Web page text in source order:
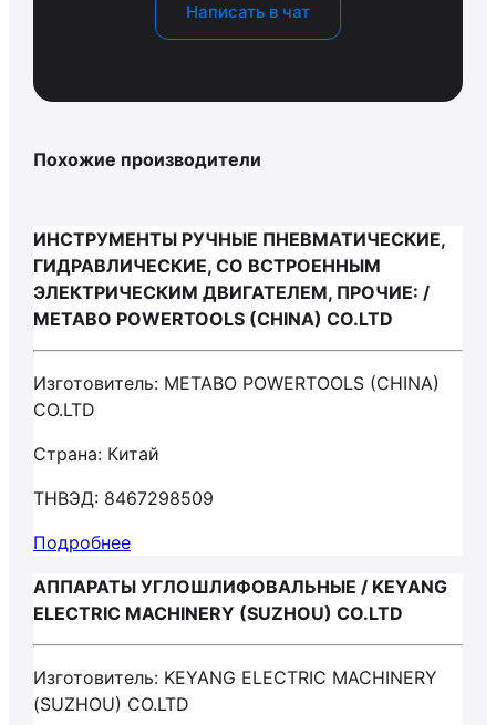
Написать в чат
Похожие производители
ИНСТРУМЕНТЫ РУЧНЫЕ ПНЕВМАТИЧЕСКИЕ,
ГИДРАВЛИЧЕСКИЕ, СО ВСТРОЕННЫМ
ЭЛЕКТРИЧЕСКИМ ДВИГАТЕЛЕМ, ПРОЧИЕ: /
METABO POWERTOOLS (CHINA) CO.LTD
Изготовитель: METABO POWERTOOLS (CHINA)
CO.LTD
Страна: Китай
ТНВЭД: 8467298509
Подробнее
АППАРАТЫ УГЛОШЛИФОВАЛЬНЫЕ / KEYANG
ELECTRIC MACHINERY (SUZHOU) CO.LTD
Изготовитель: KEYANG ELECTRIC MACHINERY
(SUZHOU) CO.LTD